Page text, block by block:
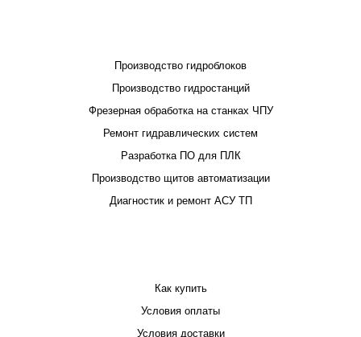
Производство гидроблоков
Производство гидростанций
Фрезерная обработка на станках ЧПУ
Ремонт гидравлических систем
Разработка ПО для ПЛК
Производство щитов автоматизации
Диагностик и ремонт АСУ ТП
Как купить
Условия оплаты
Условия доставки